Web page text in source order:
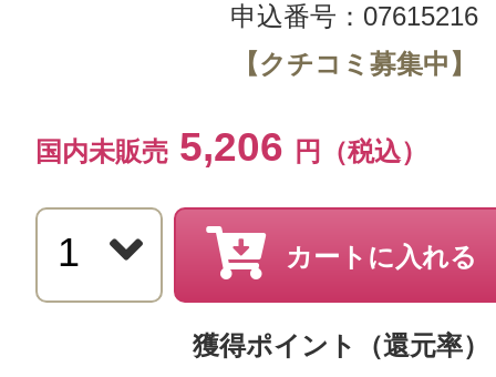
申込番号：07615216
【クチコミ募集中】
国内未販売 5,206 円（税込）
カートに入れる
獲得ポイント（還元率）